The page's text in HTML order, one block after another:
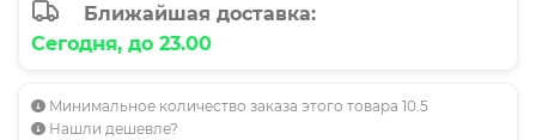
Ближайшая доставка:
Сегодня, до 23.00
Минимальное количество заказа этого товара 10.5
Нашли дешевле?